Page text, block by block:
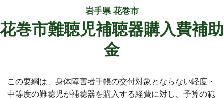
岩手県 花巻市
花巻市難聴児補聴器購入費補助
金
この要綱は、身体障害者手帳の交付対象とならない軽度・
中等度の難聴児が補聴器を購入する経費に対し、予算の範